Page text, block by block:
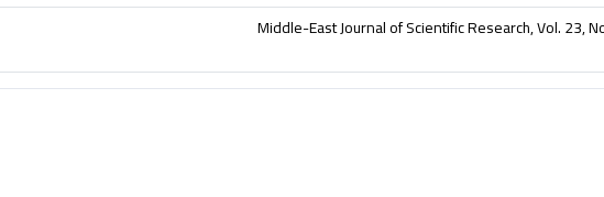
Middle-East Journal of Scientific Research, Vol. 23,